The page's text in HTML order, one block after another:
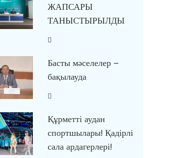
ЖАПСАРЫ
ТАНЫСТЫРЫЛДЫ
Басты мәселелер –
бақылауда
Құрметті аудан
спортшылары! Қадірлі
сала ардагерлері!